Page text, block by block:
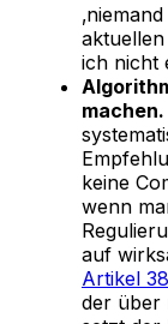
ich nicht
machen.
keine
wenn
auf
Artikel
der über